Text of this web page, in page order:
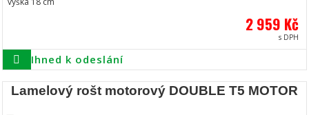
2 959 Kč
s DPH
Ihned k odeslání
Lamelový rošt motorový DOUBLE T5 MOTOR